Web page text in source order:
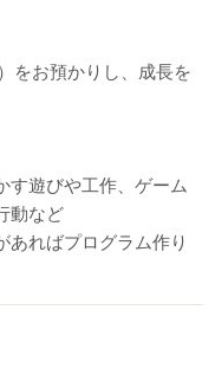
をお預かりし、成長を
す遊びや工作、ゲーム
動など
あればプログラム作り